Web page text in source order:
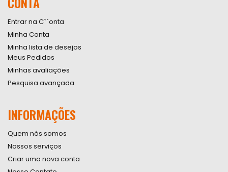
Newsletter:
Entrar na C``onta
Minha Conta
Minha lista de desejos
Meus Pedidos
Minhas avaliações
Pesquisa avançada
INFORMAÇÕES
Quem nós somos
Nossos serviços
Criar uma nova conta